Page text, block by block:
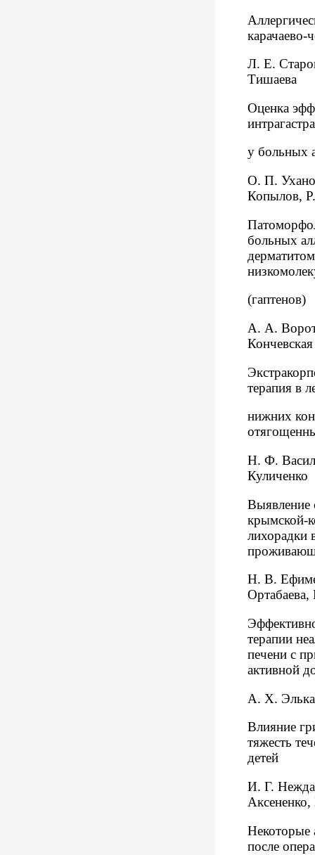
карачаево-
Л. Е.
Тишаева
Оценка
у больных
О. П.
Копылов,
больных
(гаптенов)
А. А.
Кончевская
терапия в
нижних
Н. Ф.
Куличенко
Выявление
крымской-
лихорадки
Н. В.
терапии
печени с
активной
А. Х.
Влияние
тяжесть
детей
И. Г.
Некоторые
после